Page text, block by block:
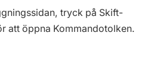
tryck på Skift-
att öppna Kommandotolken.